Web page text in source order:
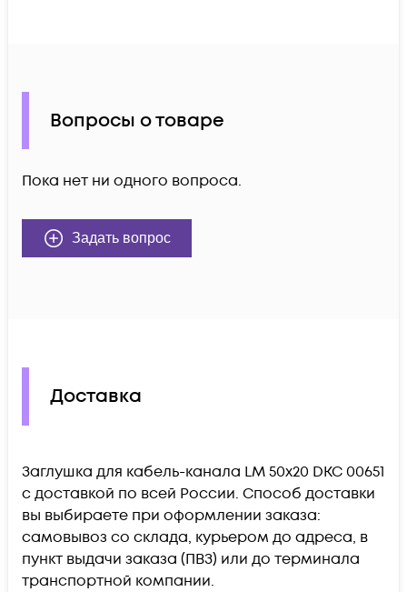
Вопросы о товаре
Пока нет ни одного вопроса.
Задать вопрос
Доставка
Заглушка для кабель-канала LM 50х20 DKC 00651
c доставкой по всей России. Способ доставки
вы выбираете при оформлении заказа:
самовывоз со склада, курьером до адреса, в
пункт выдачи заказа (ПВЗ) или до терминала
транспортной компании.